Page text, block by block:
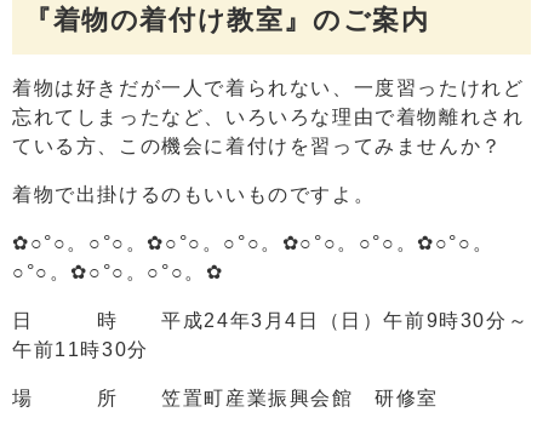
『着物の着付け教室』のご案内
着物は好きだが一人で着られない、一度習ったけれど
忘れてしまったなど、いろいろな理由で着物離れされ
ている方、この機会に着付けを習ってみませんか？
着物で出掛けるのもいいものですよ。
✿○°○。○°○。✿○°○。○°○。✿○°○。○°○。✿○°○。
○°○。✿○°○。○°○。✿
日 時 平成24年3月4日（日）午前9時30分～
午前11時30分
場 所 笠置町産業振興会館 研修室